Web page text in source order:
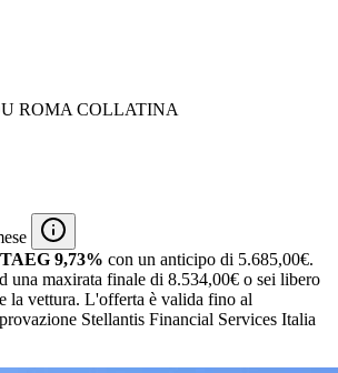
ROMA COLLATINA
9,73% con un anticipo di 5.685,00€.
una maxirata finale di 8.534,00€ o sei libero
la vettura. L'offerta è valida fino al
Stellantis Financial Services Italia